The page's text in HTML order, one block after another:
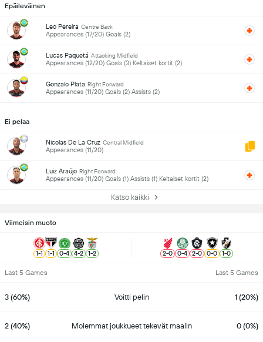
Epäileväinen
Leo Pereira Centre Back
Appearances (17/20) Goals (2)
Lucas Paquetá Attacking Midfield
Appearances (12/20) Goals (3) Keltaiset kortit (2)
Gonzalo Plata Right Forward
Appearances (11/20) Goals (2) Assists (2)
Ei pelaa
Nicolas De La Cruz Central Midfield
Appearances (11/20)
Luiz Araújo Right Forward
Appearances (11/20) Goals (1) Assists (1) Keltaiset kortit (2)
Katso kaikki
Viimeisin muoto
1-1 1-1 0-4 4-2 1-2 2-0 0-4 2-0 0-0 1-0
Last 5 Games Last 5 Games
3 (60%) Voitti pelin 1 (20%)
2 (40%) Molemmat joukkueet tekevät maalin 0 (0%)